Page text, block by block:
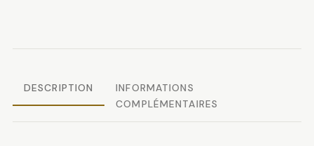
18
coupon
DESCRIPTION
INFORMATIONS
COMPLÉMENTAIRES